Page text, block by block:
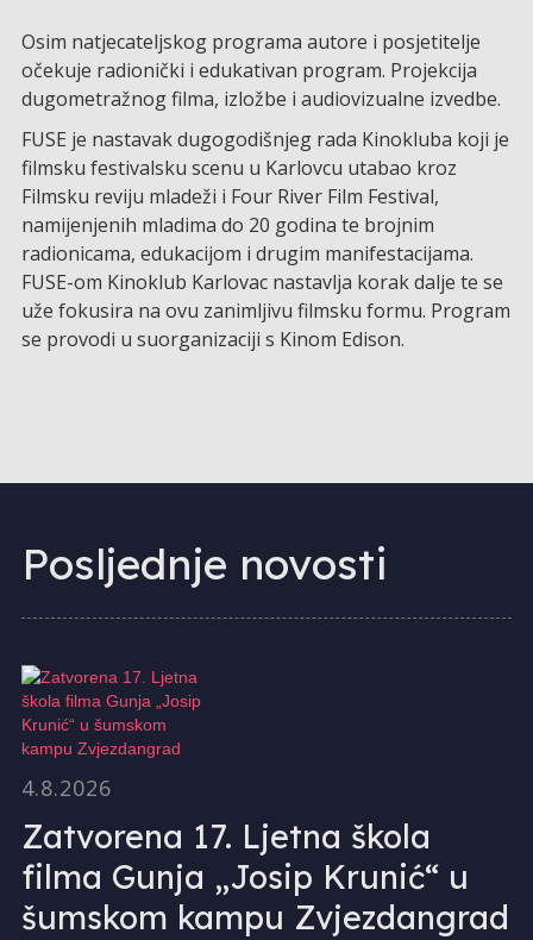
Osim natjecateljskog programa autore i posjetitelje
očekuje radionički i edukativan program. Projekcija
dugometražnog filma, izložbe i audiovizualne izvedbe.
FUSE je nastavak dugogodišnjeg rada Kinokluba koji je
filmsku festivalsku scenu u Karlovcu utabao kroz
Filmsku reviju mladeži i Four River Film Festival,
namijenjenih mladima do 20 godina te brojnim
radionicama, edukacijom i drugim manifestacijama.
FUSE-om Kinoklub Karlovac nastavlja korak dalje te se
uže fokusira na ovu zanimljivu filmsku formu. Program
se provodi u suorganizaciji s Kinom Edison.
Posljednje novosti
4.8.2026
Zatvorena 17. Ljetna škola
filma Gunja „Josip Krunić“ u
šumskom kampu Zvjezdangrad